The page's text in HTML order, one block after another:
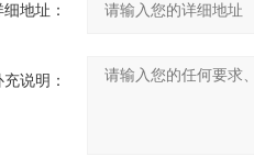
细地址：
充说明：